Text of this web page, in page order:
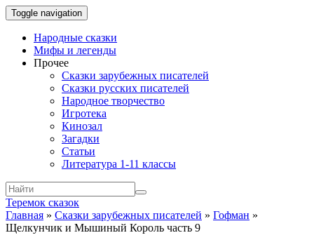
Toggle navigation
Народные сказки
Мифы и легенды
Прочее
Сказки зарубежных писателей
Сказки русских писателей
Народное творчество
Игротека
Кинозал
Загадки
Статьи
Литература 1-11 классы
Теремок сказок
Главная » Сказки зарубежных писателей » Гофман »
Щелкунчик и Мышиный Король часть 9